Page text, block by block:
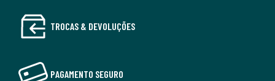
TROCAS & DEVOLUÇÕES
PAGAMENTO SEGURO